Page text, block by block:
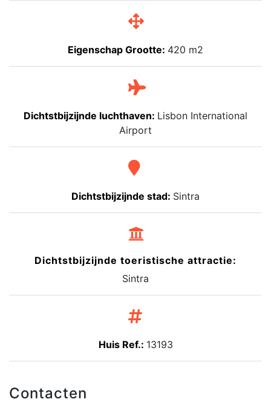
Eigenschap Grootte: 420 m2
Dichtstbijzijnde luchthaven: Lisbon International
Airport
Dichtstbijzijnde stad: Sintra
Dichtstbijzijnde toeristische attractie:
Sintra
Huis Ref.: 13193
Contacten